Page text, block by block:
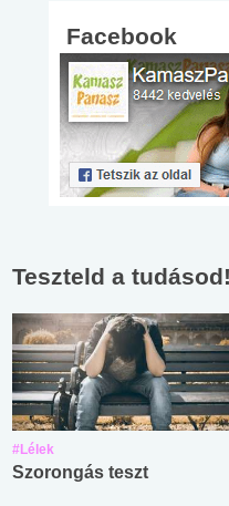
Facebook
Teszteld a tudásod!
#Lélek
Szorongás teszt